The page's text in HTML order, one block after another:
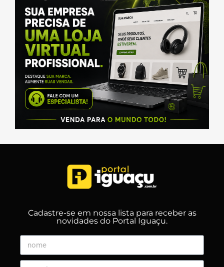
Cadastre-se em nossa lista para receber as
novidades do Portal Iguaçu.